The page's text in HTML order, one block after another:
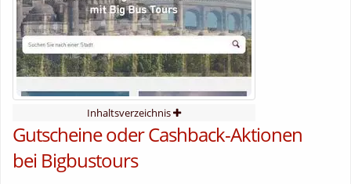
Inhaltsverzeichnis
Gutscheine oder Cashback-Aktionen
bei Bigbustours